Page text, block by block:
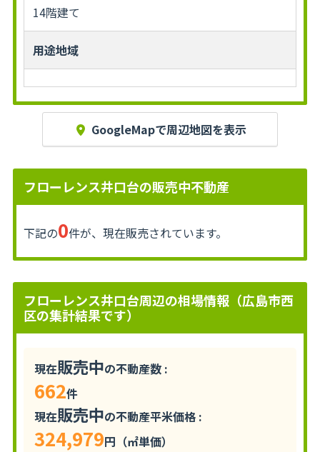
14階建て
用途地域
GoogleMapで周辺地図を表示
フローレンス井口台の販売中不動産
下記の0件が、現在販売されています。
フローレンス井口台周辺の相場情報（広島市西
区の集計結果です）
現在販売中の不動産数 :
662件
現在販売中の不動産平米価格 :
324,979円（㎡単価）